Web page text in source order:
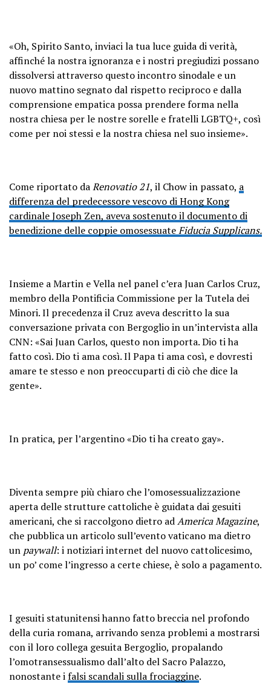
«Oh, Spirito Santo, inviaci la tua luce guida di verità,
affinché la nostra ignoranza e i nostri pregiudizi possano
dissolversi attraverso questo incontro sinodale e un
nuovo mattino segnato dal rispetto reciproco e dalla
comprensione empatica possa prendere forma nella
nostra chiesa per le nostre sorelle e fratelli LGBTQ+, così
come per noi stessi e la nostra chiesa nel suo insieme».
Come riportato daRenovatio 21, il Chow in passato, a
differenza del predecessore vescovo di Hong Kong
cardinale Joseph Zen, aveva sostenuto il documento di
benedizione delle coppie omosessuateFiducia Supplicans.
Insieme a Martin e Vella nel panel c’era Juan Carlos Cruz,
membro della Pontificia Commissione per la Tutela dei
Minori. Il precedenza il Cruz aveva descritto la sua
conversazione privata con Bergoglio in un’intervista alla
CNN: «Sai Juan Carlos, questo non importa. Dio ti ha
fatto così. Dio ti ama così. Il Papa ti ama così, e dovresti
amare te stesso e non preoccuparti di ciò che dice la
gente».
In pratica, per l’argentino «Dio ti ha creato gay».
Diventa sempre più chiaro che l’omosessualizzazione
aperta delle strutture cattoliche è guidata dai gesuiti
americani, che si raccolgono dietro adAmerica Magazine,
che pubblica un articolo sull’evento vaticano ma dietro
un paywall: i notiziari internet del nuovo cattolicesimo,
un po’ come l’ingresso a certe chiese, è solo a pagamento.
I gesuiti statunitensi hanno fatto breccia nel profondo
della curia romana, arrivando senza problemi a mostrarsi
con il loro collega gesuita Bergoglio, propalando
l’omotransessualismo dall’alto del Sacro Palazzo,
nonostante ifalsi scandali sulla frociaggine.